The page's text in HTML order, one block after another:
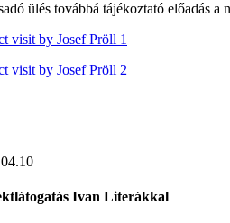
ülés továbbá tájékoztató előadás a
visit by Josef Pröll 1
visit by Josef Pröll 2
Ivan Literákkal